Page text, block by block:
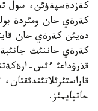
كةرةي حان ومئردة
دةيئن كةرةي حان
كةرةي حاننئث
قذرؤداعئ ءئس-
جاتپايمئز.